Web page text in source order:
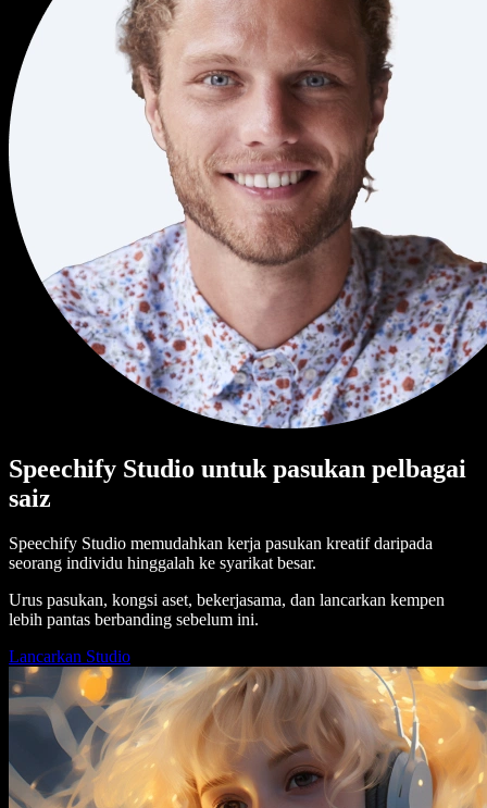
Speechify Studio untuk pasukan pelbagai
saiz
Speechify Studio memudahkan kerja pasukan kreatif daripada
seorang individu hinggalah ke syarikat besar.
Urus pasukan, kongsi aset, bekerjasama, dan lancarkan kempen
lebih pantas berbanding sebelum ini.
Lancarkan Studio